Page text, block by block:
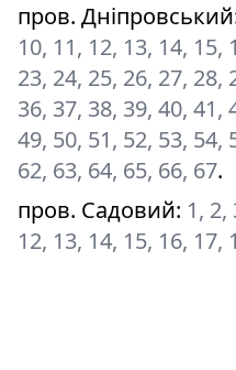
пров. Дніпровський
10, 11, 12, 13, 14, 15,
23, 24, 25, 26, 27, 28,
36, 37, 38, 39, 40, 41,
49, 50, 51, 52, 53, 54,
62, 63, 64, 65, 66, 67.
пров. Садовий: 1, 2,
12, 13, 14, 15, 16, 17,